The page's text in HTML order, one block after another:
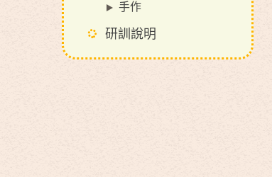
手作
研訓說明